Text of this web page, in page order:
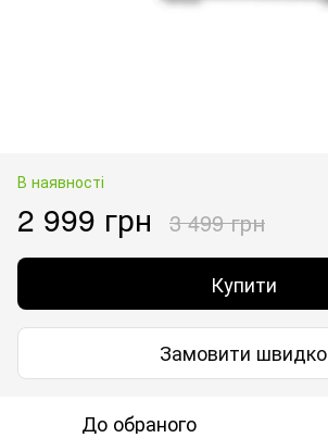
В наявності
2 999 грн 3 499 грн
Купити
Замовити швидко
До обраного